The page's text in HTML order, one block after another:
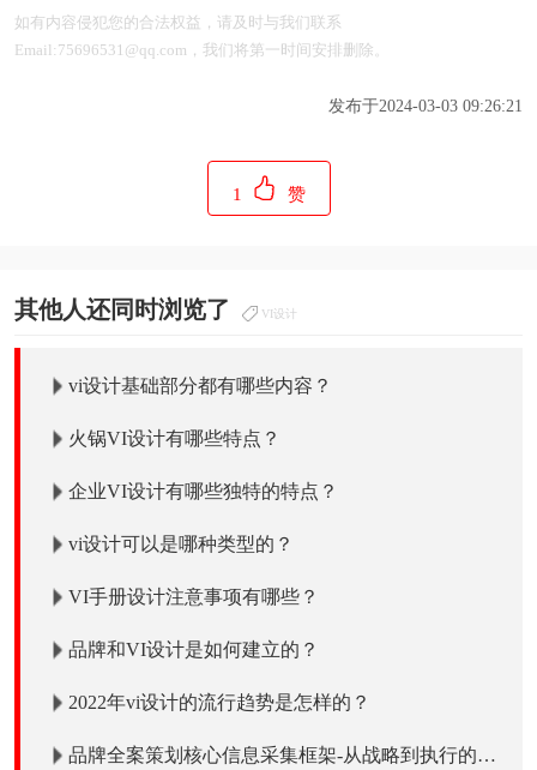
如有内容侵犯您的合法权益，请及时与我们联系
Email:75696531@qq.com，我们将第一时间安排删除。
发布于2024-03-03 09:26:21
1 赞
其他人还同时浏览了 VI设计
vi设计基础部分都有哪些内容？
火锅VI设计有哪些特点？
企业VI设计有哪些独特的特点？
vi设计可以是哪种类型的？
VI手册设计注意事项有哪些？
品牌和VI设计是如何建立的？
2022年vi设计的流行趋势是怎样的？
品牌全案策划核心信息采集框架-从战略到执行的全